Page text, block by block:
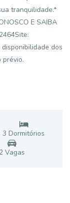
tranquilidade.*
E SAIBA
dos
prévio.
3 Dormitórios
2Vagas